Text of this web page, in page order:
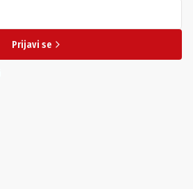
Prijavi se